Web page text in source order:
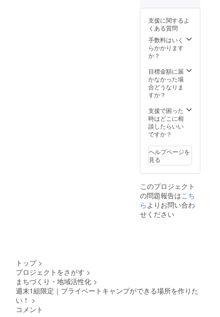
たって
の往
路・帰
路等移
動途中
に対し
ても責
任を負
いかね
現地へ
の道中
は事故
等の無
お気を
つけく
限はプ
ロジェ
クト成
立月か
ら１年
つけく
ださ
い。 ・
有効期
限はプ
ロジェ
ら2年と
させて
頂きま
さい。
（JR長
者町
駅）日
帰りで
も泊ま
素泊ま
り）で
も可能
中に発
生した
事故や
怪我・
どに関
は、こ
ちらに
重過失
がある
場合を
除き、
い。 ・
ケー
ション
はこの
ページ
内でお
こない
貸すわ
けでは
ありま
ペース
とテン
ト寝
袋、自
お貸し
するの
みなの
で、そ
のもの
は各自
でお持
ちくだ
さい。
者町
支援に関するよ
くある質問
手数料はいく
らかかります
か？
目標金額に届
かなかった場
合どうなりま
すか？
支援で困った
時はどこに相
談したらいい
ですか？
ヘルプページを
見る
このプロジェクト
の問題報告はこち
らよりお問い合わ
せください
トップ >
プロジェクトをさがす >
まちづくり・地域活性化 >
週末1組限定｜プライベートキャンプができる場所を作りた
い！ >
コメント